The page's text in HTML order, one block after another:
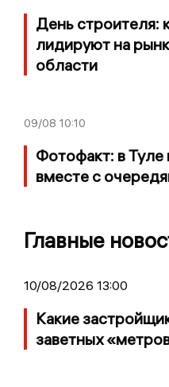
День строителя:
лидируют на
области
09/08 10:10
Фотофакт: в
вместе с
Главные
10/08/2026 13:00
Какие
заветных